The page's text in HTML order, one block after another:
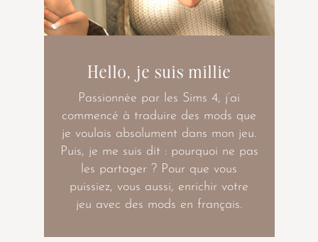
Hello, je suis millie
Passionnée par les Sims 4, j’ai
commencé à traduire des mods que
je voulais absolument dans mon jeu.
Puis, je me suis dit : pourquoi ne pas
les partager ? Pour que vous
puissiez, vous aussi, enrichir votre
jeu avec des mods en français.